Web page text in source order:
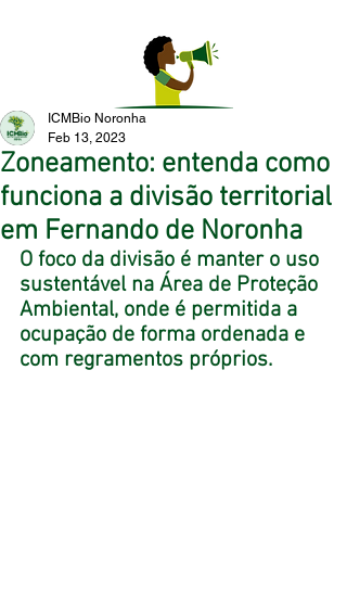
Zoneamento: entenda como
funciona a divisão territorial
em Fernando de Noronha
ICMBio Noronha
Feb 13, 2023
O foco da divisão é manter o uso
sustentável na Área de Proteção
Ambiental, onde é permitida a
ocupação de forma ordenada e
com regramentos próprios.